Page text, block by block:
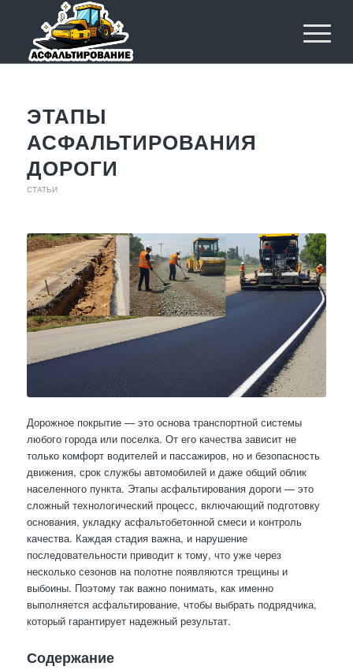
ЭТАПЫ
АСФАЛЬТИРОВАНИЯ
ДОРОГИ
СТАТЬИ
Дорожное покрытие — это основа транспортной системы
любого города или поселка. От его качества зависит не
только комфорт водителей и пассажиров, но и безопасность
движения, срок службы автомобилей и даже общий облик
населенного пункта. Этапы асфальтирования дороги — это
сложный технологический процесс, включающий подготовку
основания, укладку асфальтобетонной смеси и контроль
качества. Каждая стадия важна, и нарушение
последовательности приводит к тому, что уже через
несколько сезонов на полотне появляются трещины и
выбоины. Поэтому так важно понимать, как именно
выполняется асфальтирование, чтобы выбрать подрядчика,
который гарантирует надежный результат.
Содержание